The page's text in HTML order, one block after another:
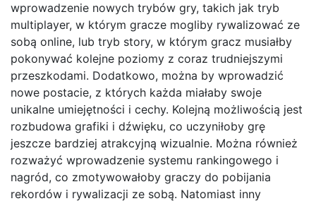
wprowadzenie nowych trybów gry, takich jak tryb
multiplayer, w którym gracze mogliby rywalizować ze
sobą online, lub tryb story, w którym gracz musiałby
pokonywać kolejne poziomy z coraz trudniejszymi
przeszkodami. Dodatkowo, można by wprowadzić
nowe postacie, z których każda miałaby swoje
unikalne umiejętności i cechy. Kolejną możliwością jest
rozbudowa grafiki i dźwięku, co uczyniłoby grę
jeszcze bardziej atrakcyjną wizualnie. Można również
rozważyć wprowadzenie systemu rankingowego i
nagród, co zmotywowałoby graczy do pobijania
rekordów i rywalizacji ze sobą. Natomiast inny